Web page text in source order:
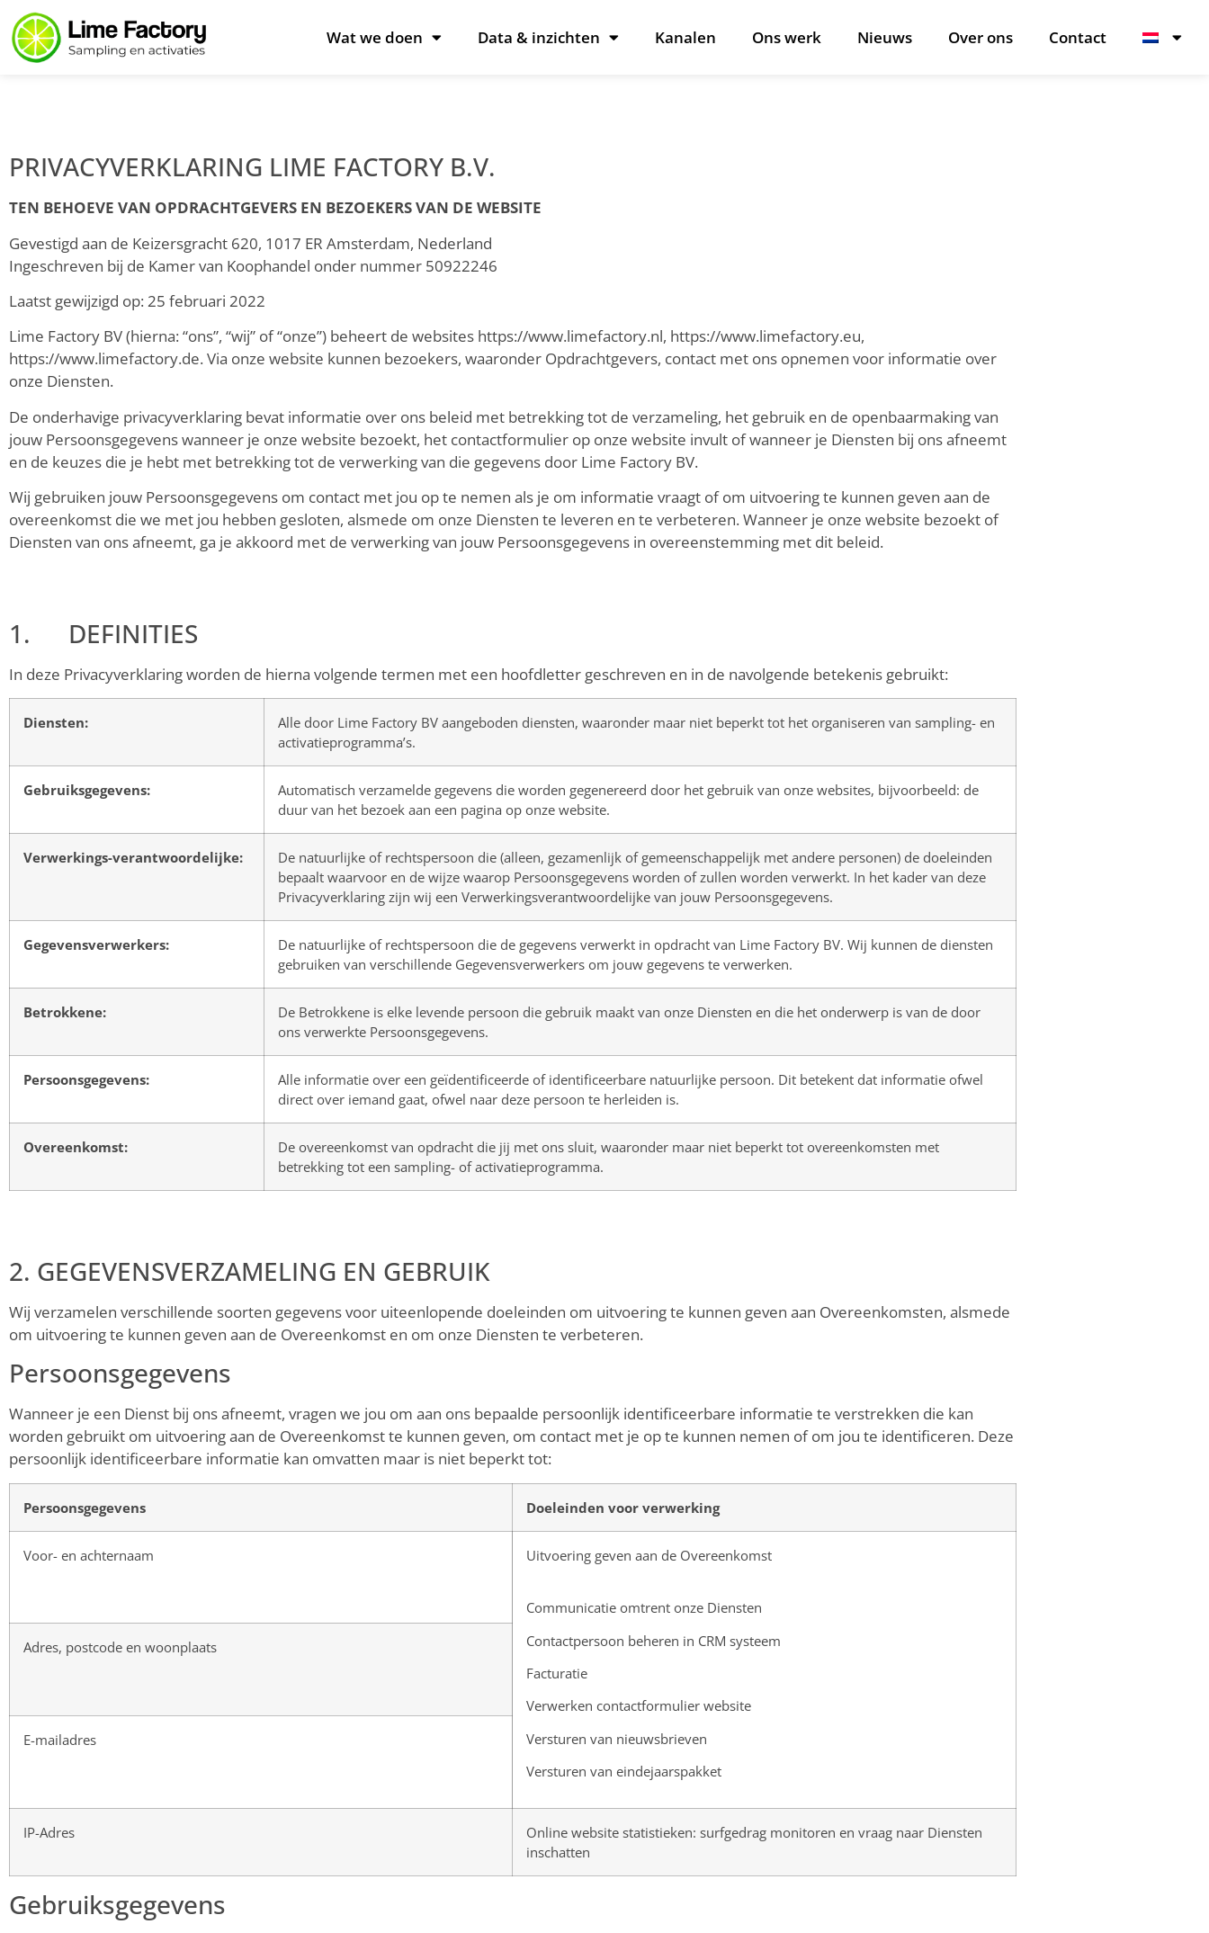
Wat we doen Data & inzichten Kanalen Ons werk Nieuws Over ons Contact
PRIVACYVERKLARING LIME FACTORY B.V.
TEN BEHOEVE VAN OPDRACHTGEVERS EN BEZOEKERS VAN DE WEBSITE
Gevestigd aan de Keizersgracht 620, 1017 ER Amsterdam, Nederland
Ingeschreven bij de Kamer van Koophandel onder nummer 50922246
Laatst gewijzigd op: 25 februari 2022
Lime Factory BV (hierna: “ons”, “wij” of “onze”) beheert de websites https://www.limefactory.nl, https://www.limefactory.eu,
https://www.limefactory.de. Via onze website kunnen bezoekers, waaronder Opdrachtgevers, contact met ons opnemen voor informatie over
onze Diensten.
De onderhavige privacyverklaring bevat informatie over ons beleid met betrekking tot de verzameling, het gebruik en de openbaarmaking van
jouw Persoonsgegevens wanneer je onze website bezoekt, het contactformulier op onze website invult of wanneer je Diensten bij ons afneemt
en de keuzes die je hebt met betrekking tot de verwerking van die gegevens door Lime Factory BV.
Wij gebruiken jouw Persoonsgegevens om contact met jou op te nemen als je om informatie vraagt of om uitvoering te kunnen geven aan de
overeenkomst die we met jou hebben gesloten, alsmede om onze Diensten te leveren en te verbeteren. Wanneer je onze website bezoekt of
Diensten van ons afneemt, ga je akkoord met de verwerking van jouw Persoonsgegevens in overeenstemming met dit beleid.
1. DEFINITIES
In deze Privacyverklaring worden de hierna volgende termen met een hoofdletter geschreven en in de navolgende betekenis gebruikt:
Diensten:
Alle door Lime Factory BV aangeboden diensten, waaronder maar niet beperkt tot het organiseren van sampling- en
activatieprogramma’s.
Gebruiksgegevens:
Automatisch verzamelde gegevens die worden gegenereerd door het gebruik van onze websites, bijvoorbeeld: de
duur van het bezoek aan een pagina op onze website.
Verwerkings-verantwoordelijke:
De natuurlijke of rechtspersoon die (alleen, gezamenlijk of gemeenschappelijk met andere personen) de doeleinden
bepaalt waarvoor en de wijze waarop Persoonsgegevens worden of zullen worden verwerkt. In het kader van deze
Privacyverklaring zijn wij een Verwerkingsverantwoordelijke van jouw Persoonsgegevens.
Gegevensverwerkers:
De natuurlijke of rechtspersoon die de gegevens verwerkt in opdracht van Lime Factory BV. Wij kunnen de diensten
gebruiken van verschillende Gegevensverwerkers om jouw gegevens te verwerken.
Betrokkene:
De Betrokkene is elke levende persoon die gebruik maakt van onze Diensten en die het onderwerp is van de door
ons verwerkte Persoonsgegevens.
Persoonsgegevens:
Alle informatie over een geïdentificeerde of identificeerbare natuurlijke persoon. Dit betekent dat informatie ofwel
direct over iemand gaat, ofwel naar deze persoon te herleiden is.
Overeenkomst:
De overeenkomst van opdracht die jij met ons sluit, waaronder maar niet beperkt tot overeenkomsten met
betrekking tot een sampling- of activatieprogramma.
2. GEGEVENSVERZAMELING EN GEBRUIK
Wij verzamelen verschillende soorten gegevens voor uiteenlopende doeleinden om uitvoering te kunnen geven aan Overeenkomsten, alsmede
om uitvoering te kunnen geven aan de Overeenkomst en om onze Diensten te verbeteren.
Persoonsgegevens
Wanneer je een Dienst bij ons afneemt, vragen we jou om aan ons bepaalde persoonlijk identificeerbare informatie te verstrekken die kan
worden gebruikt om uitvoering aan de Overeenkomst te kunnen geven, om contact met je op te kunnen nemen of om jou te identificeren. Deze
persoonlijk identificeerbare informatie kan omvatten maar is niet beperkt tot:
Persoonsgegevens Doeleinden voor verwerking
Voor- en achternaam Uitvoering geven aan de Overeenkomst
Communicatie omtrent onze Diensten
Contactpersoon beheren in CRM systeem
Facturatie
Verwerken contactformulier website
Versturen van nieuwsbrieven
Versturen van eindejaarspakket
Adres, postcode en woonplaats
E-mailadres
IP-Adres
Online website statistieken: surfgedrag monitoren en vraag naar Diensten
inschatten
Gebruiksgegevens